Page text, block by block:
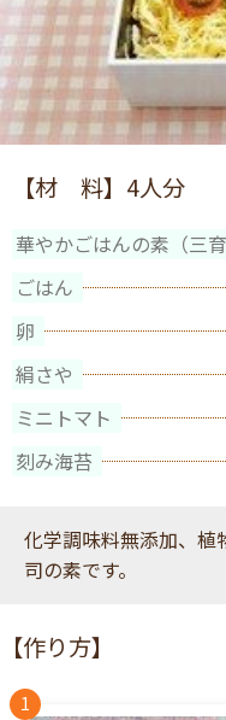
【材 料】 4人分
華やかごはんの素（三育
ごはん
卵
絹さや
ミニトマト
刻み海苔
化学調味料無添加、植
司の素です。
【作り方】